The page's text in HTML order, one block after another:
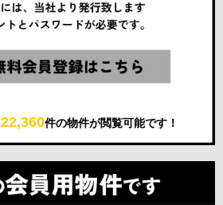
22,360件の物件が閲覧可能です！